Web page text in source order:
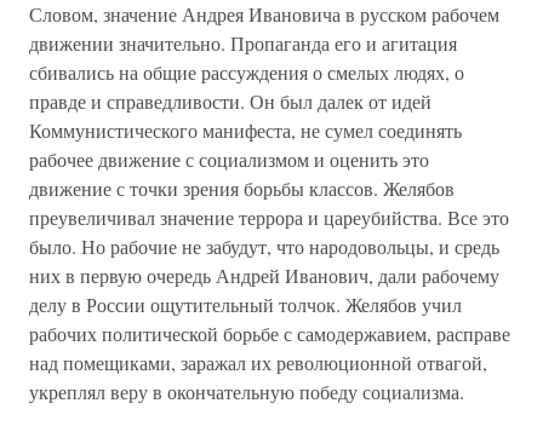
Словом, значение Андрея Ивановича в русском рабочем
движении значительно. Пропаганда его и агитация
сбивались на общие рассуждения о смелых людях, о
правде и справедливости. Он был далек от идей
Коммунистического манифеста, не сумел соединять
рабочее движение с социализмом и оценить это
движение с точки зрения борьбы классов. Желябов
преувеличивал значение террора и цареубийства. Все это
было. Но рабочие не забудут, что народовольцы, и средь
них в первую очередь Андрей Иванович, дали рабочему
делу в России ощутительный толчок. Желябов учил
рабочих политической борьбе с самодержавием, расправе
над помещиками, заражал их революционной отвагой,
укреплял веру в окончательную победу социализма.